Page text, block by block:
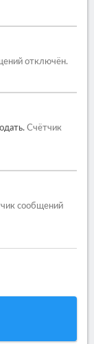
отключён.
Счётчик
сообщений